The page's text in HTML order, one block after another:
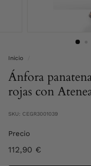
n
Inicio
Ánfora
rojas con
SKU: CEGR3001039
Precio
Precio
112,90 €